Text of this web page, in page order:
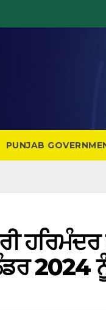
PUNJAB
ਹਰਿਮੰਦਰ
2024 ਨੂੰ